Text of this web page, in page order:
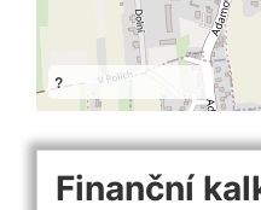
?
Finanční